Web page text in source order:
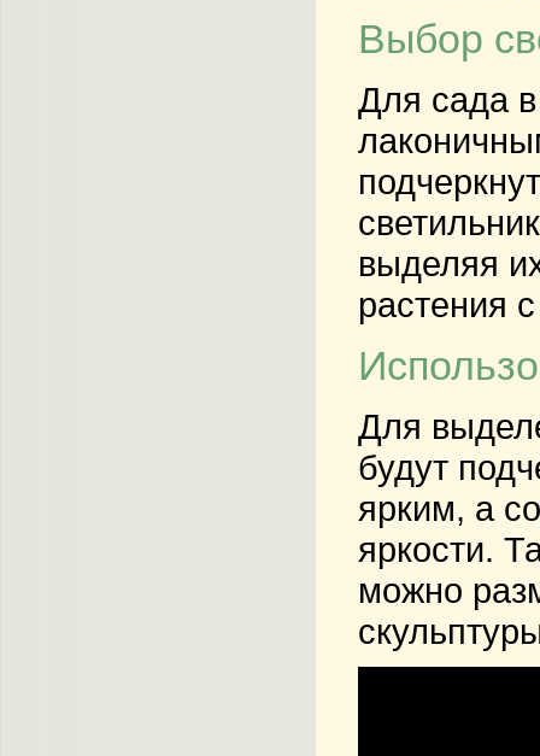
Выбор
Для сада
выделяя
растения
Для
будут
ярким, а
яркости.
можно